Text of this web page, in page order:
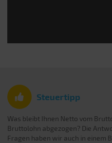
Steuertipp
Was bleibt Ihnen Netto vom
Bruttolohn abgezogen? Die
Fragen haben wir auch in einem